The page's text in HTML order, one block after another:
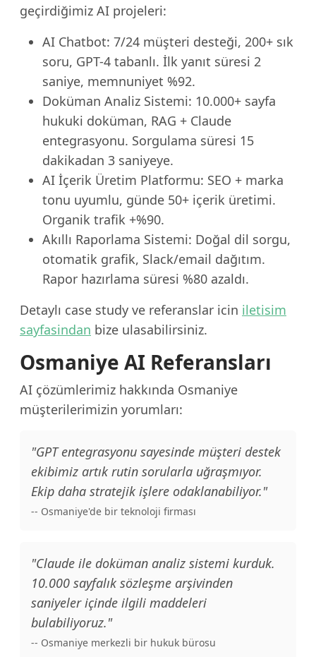
geçirdiğimiz AI projeleri:
AI Chatbot: 7/24 müşteri desteği, 200+ sık
soru, GPT-4 tabanlı. İlk yanıt süresi 2
saniye, memnuniyet %92.
Doküman Analiz Sistemi: 10.000+ sayfa
hukuki doküman, RAG + Claude
entegrasyonu. Sorgulama süresi 15
dakikadan 3 saniyeye.
AI İçerik Üretim Platformu: SEO + marka
tonu uyumlu, günde 50+ içerik üretimi.
Organik trafik +%90.
Akıllı Raporlama Sistemi: Doğal dil sorgu,
otomatik grafik, Slack/email dağıtım.
Rapor hazırlama süresi %80 azaldı.
Detaylı case study ve referanslar icin iletisim
sayfasindan bize ulasabilirsiniz.
Osmaniye AI Referansları
AI çözümlerimiz hakkında Osmaniye
müşterilerimizin yorumları:
"GPT entegrasyonu sayesinde müşteri destek
ekibimiz artık rutin sorularla uğraşmıyor.
Ekip daha stratejik işlere odaklanabiliyor."
-- Osmaniye'de bir teknoloji firması
"Claude ile doküman analiz sistemi kurduk.
10.000 sayfalık sözleşme arşivinden
saniyeler içinde ilgili maddeleri
bulabiliyoruz."
-- Osmaniye merkezli bir hukuk bürosu